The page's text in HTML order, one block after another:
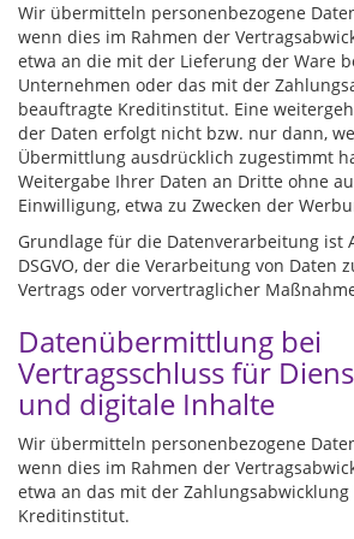
Wir übermitteln personenbezogene
wenn dies im Rahmen der
etwa an die mit der Lieferung der Ware
Unternehmen oder das mit der
beauftragte Kreditinstitut. Eine
der Daten erfolgt nicht bzw. nur dann,
Übermittlung ausdrücklich zugestimmt
Weitergabe Ihrer Daten an Dritte ohne
Einwilligung, etwa zu Zwecken der
Grundlage für die Datenverarbeitung ist
DSGVO, der die Verarbeitung von Daten
Vertrags oder vorvertraglicher
Datenübermittlung bei
Vertragsschluss für
und digitale Inhalte
Wir übermitteln personenbezogene
wenn dies im Rahmen der
etwa an das mit der
Kreditinstitut.